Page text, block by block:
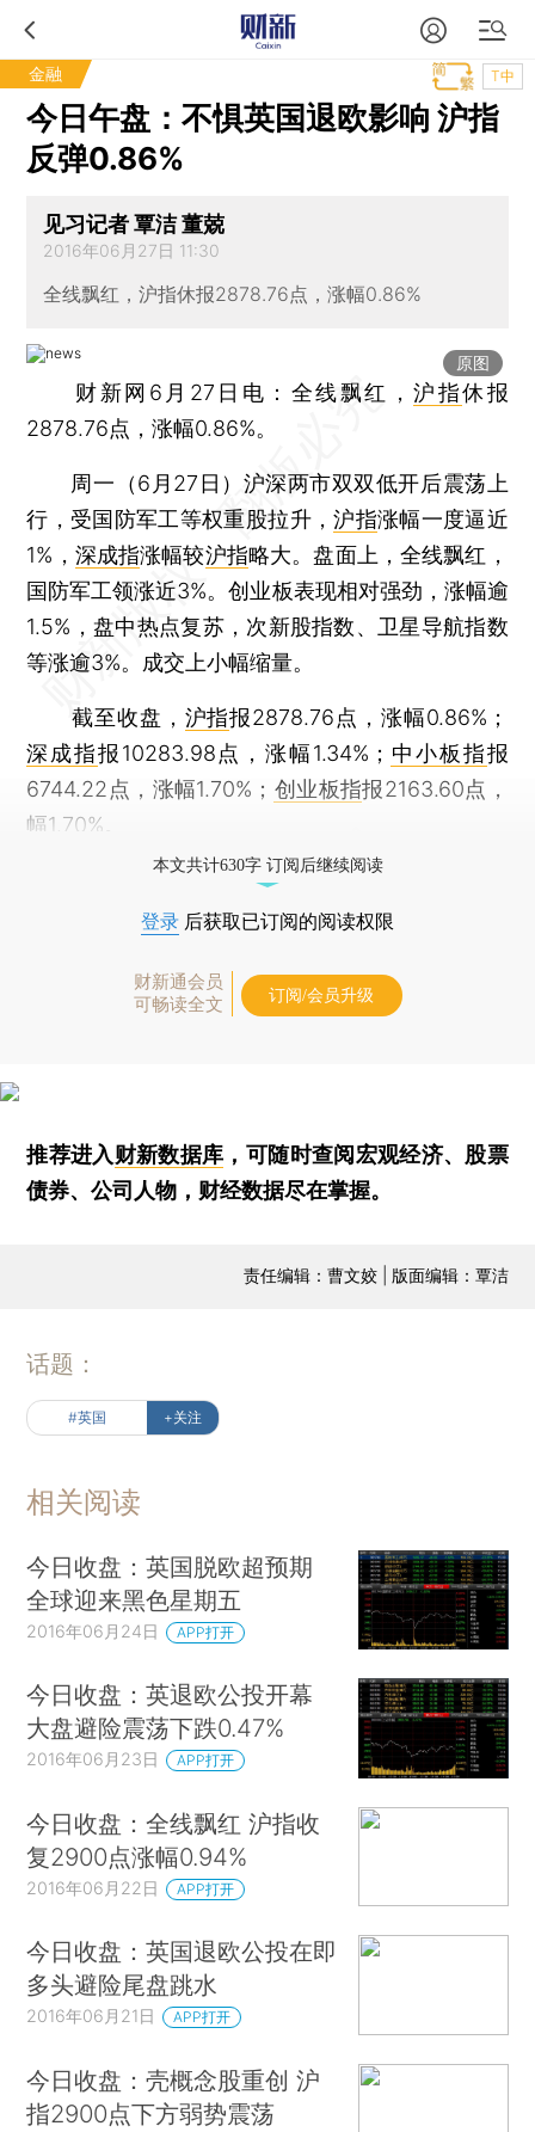
金融 T中
今日午盘：不惧英国退欧影响 沪指
反弹0.86%
见习记者 覃洁 董兢
2016年06月27日 11:30
全线飘红，沪指休报2878.76点，涨幅0.86%
原图
财新网6月27日电：全线飘红，沪指休报
2878.76点，涨幅0.86%。
周一（6月27日）沪深两市双双低开后震荡上
行，受国防军工等权重股拉升，沪指涨幅一度逼近
1%， 深成指涨幅较沪指略大。盘面上，全线飘红，
国防军工领涨近3%。创业板表现相对强劲，涨幅逾
1.5%，盘中热点复苏，次新股指数、卫星导航指数
等涨逾3%。成交上小幅缩量。
截至收盘， 沪指报2878.76点，涨幅0.86%；
深成指报10283.98点，涨幅1.34%； 中小板指报
6744.22点，涨幅1.70%； 创业板指报2163.60点，
幅1.70%。
本文共计630字 订阅后继续阅读
登录 后获取已订阅的阅读权限
财新通会员
可畅读全文
订阅/会员升级
推荐进入财新数据库 ，可随时查阅宏观经济、股票
债券、公司人物，财经数据尽在掌握。
责任编辑：曹文姣 | 版面编辑：覃洁
话题：
#英国 +关注
相关阅读
今日收盘：英国脱欧超预期
全球迎来黑色星期五
2016年06月24日 APP打开
今日收盘：英退欧公投开幕
大盘避险震荡下跌0.47%
2016年06月23日 APP打开
今日收盘：全线飘红 沪指收
复2900点涨幅0.94%
2016年06月22日 APP打开
今日收盘：英国退欧公投在即
多头避险尾盘跳水
2016年06月21日 APP打开
今日收盘：壳概念股重创 沪
指2900点下方弱势震荡